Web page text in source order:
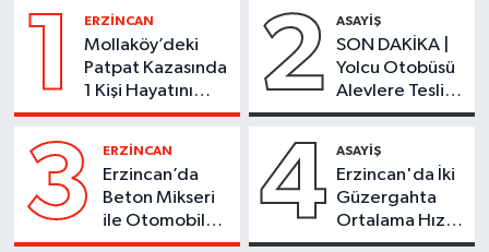
1 ERZİNCAN
Mollaköy’deki
Patpat Kazasında
1 Kişi Hayatını
Kaybetti
2 ASAYİŞ
SON DAKİKA |
Yolcu Otobüsü
Alevlere Teslim
Oldu
3 ERZİNCAN
Erzincan’da
Beton Mikseri
ile Otomobil
Çarpıştı
4 ASAYİŞ
Erzincan'da İki
Güzergahta
Ortalama Hız
Denetimi 1